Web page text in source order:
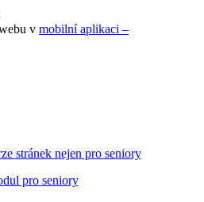
v mobilní aplikaci –
stránek nejen pro seniory